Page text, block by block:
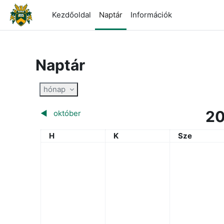
Tovább a fő tartalomhoz
Kezdőoldal
Naptár Információk
Naptár
hónap
◀︎ október
Hétfő
H Kedd
K Szerda
Sze